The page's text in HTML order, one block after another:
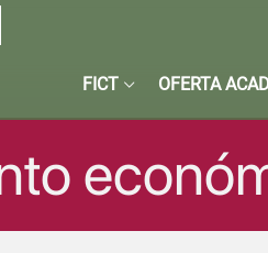
FICT OFERTA